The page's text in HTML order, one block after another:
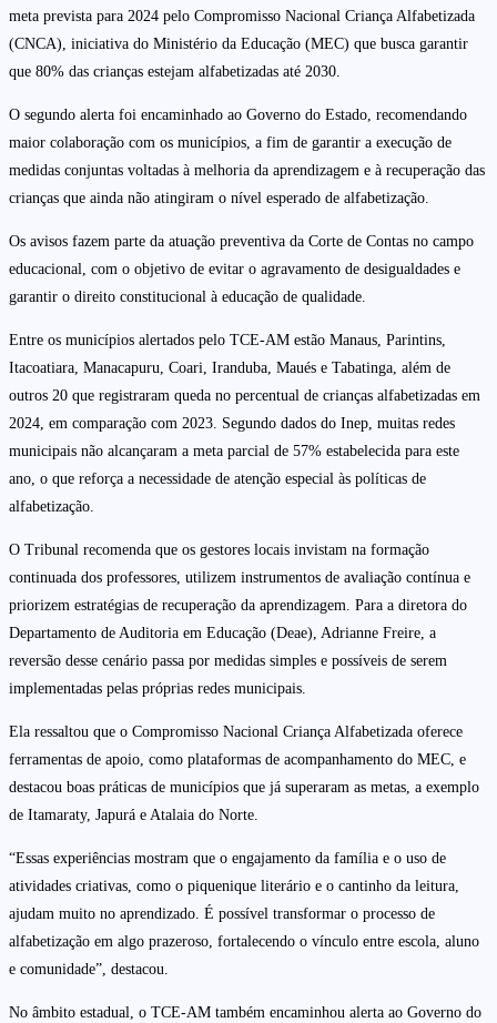
meta prevista para 2024 pelo Compromisso Nacional Criança Alfabetizada
(CNCA), iniciativa do Ministério da Educação (MEC) que busca garantir
que 80% das crianças estejam alfabetizadas até 2030.
O segundo alerta foi encaminhado ao Governo do Estado, recomendando
maior colaboração com os municípios, a fim de garantir a execução de
medidas conjuntas voltadas à melhoria da aprendizagem e à recuperação das
crianças que ainda não atingiram o nível esperado de alfabetização.
Os avisos fazem parte da atuação preventiva da Corte de Contas no campo
educacional, com o objetivo de evitar o agravamento de desigualdades e
garantir o direito constitucional à educação de qualidade.
Entre os municípios alertados pelo TCE-AM estão Manaus, Parintins,
Itacoatiara, Manacapuru, Coari, Iranduba, Maués e Tabatinga, além de
outros 20 que registraram queda no percentual de crianças alfabetizadas em
2024, em comparação com 2023. Segundo dados do Inep, muitas redes
municipais não alcançaram a meta parcial de 57% estabelecida para este
ano, o que reforça a necessidade de atenção especial às políticas de
alfabetização.
O Tribunal recomenda que os gestores locais invistam na formação
continuada dos professores, utilizem instrumentos de avaliação contínua e
priorizem estratégias de recuperação da aprendizagem. Para a diretora do
Departamento de Auditoria em Educação (Deae), Adrianne Freire, a
reversão desse cenário passa por medidas simples e possíveis de serem
implementadas pelas próprias redes municipais.
Ela ressaltou que o Compromisso Nacional Criança Alfabetizada oferece
ferramentas de apoio, como plataformas de acompanhamento do MEC, e
destacou boas práticas de municípios que já superaram as metas, a exemplo
de Itamaraty, Japurá e Atalaia do Norte.
“Essas experiências mostram que o engajamento da família e o uso de
atividades criativas, como o piquenique literário e o cantinho da leitura,
ajudam muito no aprendizado. É possível transformar o processo de
alfabetização em algo prazeroso, fortalecendo o vínculo entre escola, aluno
e comunidade”, destacou.
No âmbito estadual, o TCE-AM também encaminhou alerta ao Governo do